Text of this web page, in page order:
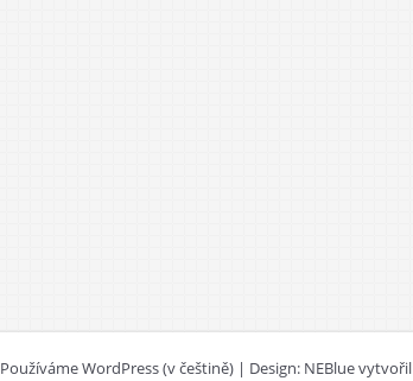
Používáme WordPress (v češtině) | Design: NEBlue vytvořil